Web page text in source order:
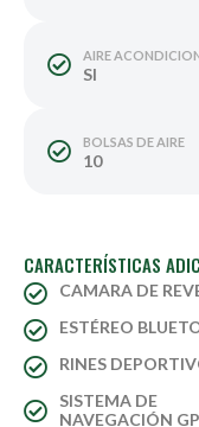
AIRE
SI
BOLSAS DE AIRE
10
CARACTERÍSTICAS
CAMARA DE
ESTÉREO
RINES
SISTEMA DE
NAVEGACIÓN